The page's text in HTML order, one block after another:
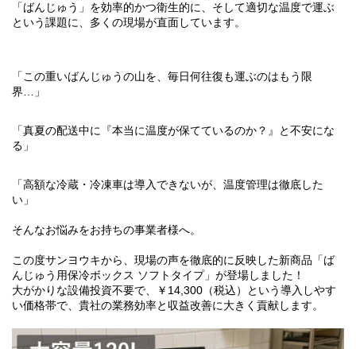
「ばんじゅう」を効率的かつ衛生的に、そして適切な温度で運ぶ
という課題に、多くの現場が直面しています。
「この重いばんじゅうの山を、毎日何往復も運ぶのはもう限
界…」
「真夏の配送中に『本当に温度が保てているのか？』と不安にな
る」
「高額な冷蔵・冷凍車は導入できないが、温度管理は徹底した
い」
そんなお悩みをお持ちの事業者様へ。
この度サンヨウキから、現場の声を徹底的に反映した新商品「ば
んじゅう用保冷ボックス ソフトタイプ」が登場しました！
大がかりな設備投資不要で、￥14,300（税込）という導入しやす
い価格帯で、貴社の業務効率と収益改善に大きく貢献します。